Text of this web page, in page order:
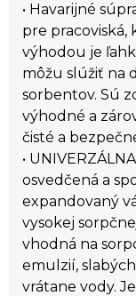
• Havarijné
pre
výhodou je
môžu slúžiť na
sorbentov. Sú
výhodné a
čisté a
•
osvedčená a
expandovaný
vysokej
vhodná na
emulzií,
vrátane vody.